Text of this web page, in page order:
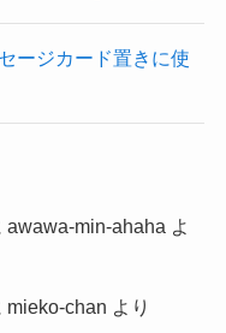
ージカード置きに使
awawa-min-ahaha よ
mieko-chan より